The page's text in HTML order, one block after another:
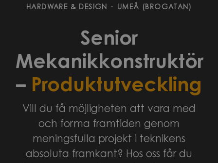
HARDWARE & DESIGN · UMEÅ (BROGATAN)
Senior
Mekanikkonstruktör
– Produktutveckling
Vill du få möjligheten att vara med
och forma framtiden genom
meningsfulla projekt i teknikens
absoluta framkant? Hos oss får du